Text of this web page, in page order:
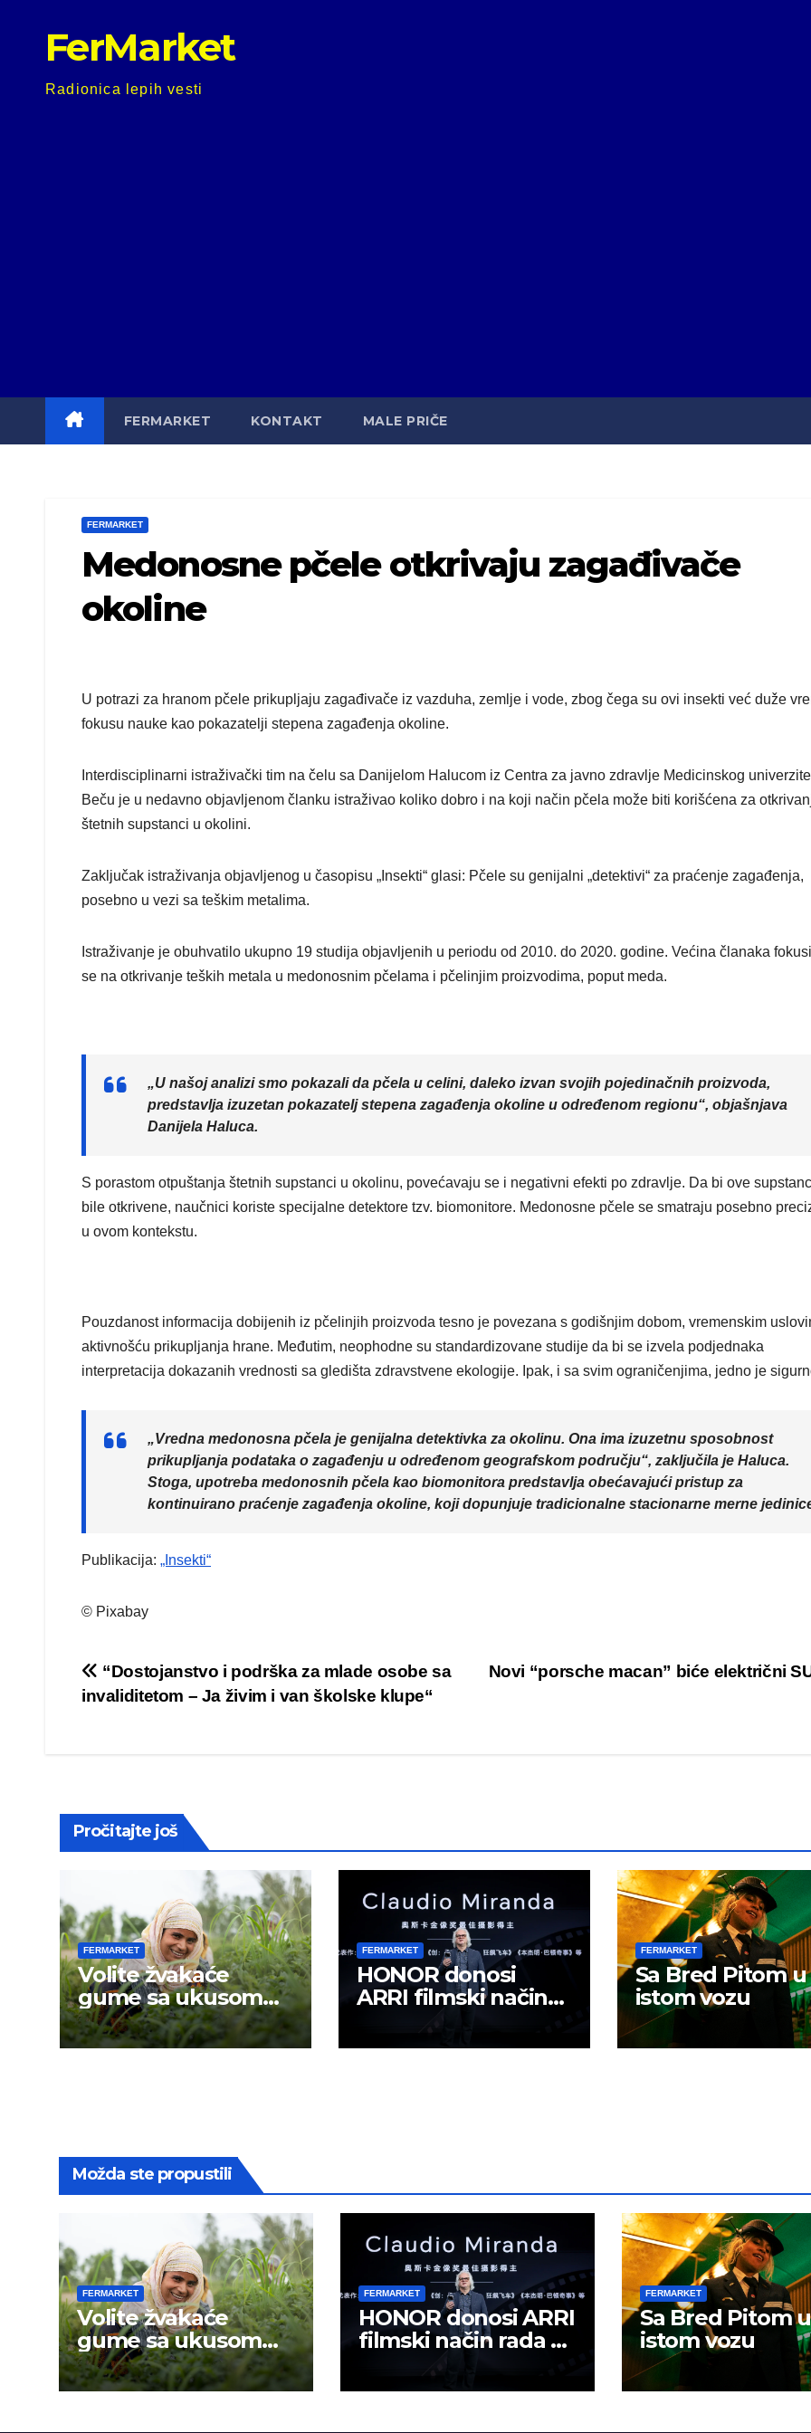
FerMarket
Radionica lepih vesti
FERMARKET KONTAKT MALE PRIČE
FERMARKET
Medonosne pčele otkrivaju zagađivače
okoline
U potrazi za hranom pčele prikupljaju zagađivače iz vazduha, zemlje i vode, zbog čega su ovi insekti već duže
fokusu nauke kao pokazatelji stepena zagađenja okoline.
Interdisciplinarni istraživački tim na čelu sa Danijelom Halucom iz Centra za javno zdravlje Medicinskog
Beču je u nedavno objavljenom članku istraživao koliko dobro i na koji način pčela može biti korišćena za
štetnih supstanci u okolini.
Zaključak istraživanja objavljenog u časopisu „Insekti“ glasi: Pčele su genijalni „detektivi“ za praćenje zagađenja,
posebno u vezi sa teškim metalima.
Istraživanje je obuhvatilo ukupno 19 studija objavljenih u periodu od 2010. do 2020. godine. Većina članaka
se na otkrivanje teških metala u medonosnim pčelama i pčelinjim proizvodima, poput meda.
„U našoj analizi smo pokazali da pčela u celini, daleko izvan svojih pojedinačnih proizvoda,
predstavlja izuzetan pokazatelj stepena zagađenja okoline u određenom regionu“, objašnjava
Danijela Haluca.
S porastom otpuštanja štetnih supstanci u okolinu, povećavaju se i negativni efekti po zdravlje. Da bi ove
bile otkrivene, naučnici koriste specijalne detektore tzv. biomonitore. Medonosne pčele se smatraju posebno
u ovom kontekstu.
Pouzdanost informacija dobijenih iz pčelinjih proizvoda tesno je povezana s godišnjim dobom, vremenskim
aktivnošću prikupljanja hrane. Međutim, neophodne su standardizovane studije da bi se izvela podjednaka
interpretacija dokazanih vrednosti sa gledišta zdravstvene ekologije. Ipak, i sa svim ograničenjima, jedno je
„Vredna medonosna pčela je genijalna detektivka za okolinu. Ona ima izuzetnu sposobnost
prikupljanja podataka o zagađenju u određenom geografskom području“, zaključila je Haluca.
Stoga, upotreba medonosnih pčela kao biomonitora predstavlja obećavajući pristup za
kontinuirano praćenje zagađenja okoline, koji dopunjuje tradicionalne stacionarne merne
Publikacija: „Insekti“
© Pixabay
Post
Novi “porsche macan” biće električni
“Dostojanstvo i podrška za mlade osobe sa
invaliditetom – Ja živim i van školske klupe“
Pročitajte još
FERMARKET
Volite žvakaće
gume sa ukusom
mentola?
FERMARKET
HONOR donosi
ARRI filmski način
kreiranje sadržaja
FERMARKET
Sa Bred Pitom u
istom vozu
Odiseja
Možda ste propustili
FERMARKET
Volite žvakaće
gume sa ukusom
mentola?
FERMARKET
HONOR donosi ARRI
filmski način rada u
mobilno kreiranje
sadržaja
FERMARKET
Sa Bred Pitom u
istom vozu